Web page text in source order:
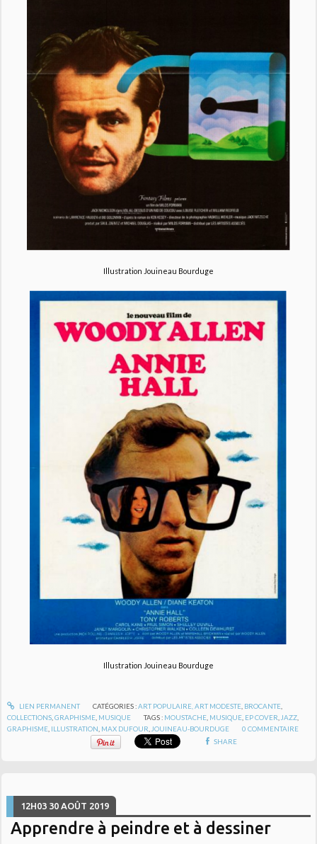
Illustration Jouineau Bourduge
Illustration Jouineau Bourduge
LIEN PERMANENT CATÉGORIES :ART POPULAIRE, ART MODESTE, BROCANTE,
COLLECTIONS ,GRAPHISME MUSIQUE TAGS : MOUSTACHE MUSIQUE EP COVER JAZZ
GRAPHISME ILLUSTRATION MAX DUFOUR JOUINEAU-BOURDUGE 0 COMMENTAIRE
SHARE
12H03 30 AOÛT 2019
Apprendre à peindre et à dessiner